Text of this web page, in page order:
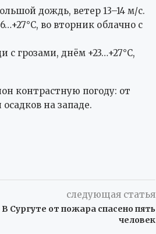
дождь, ветер 13–14 м/с.
во вторник облачно с
грозами, днём +23…+27°C,
контрастную погоду: от
на западе.
следующая статья
В Сургуте от пожара спасено пять
человек